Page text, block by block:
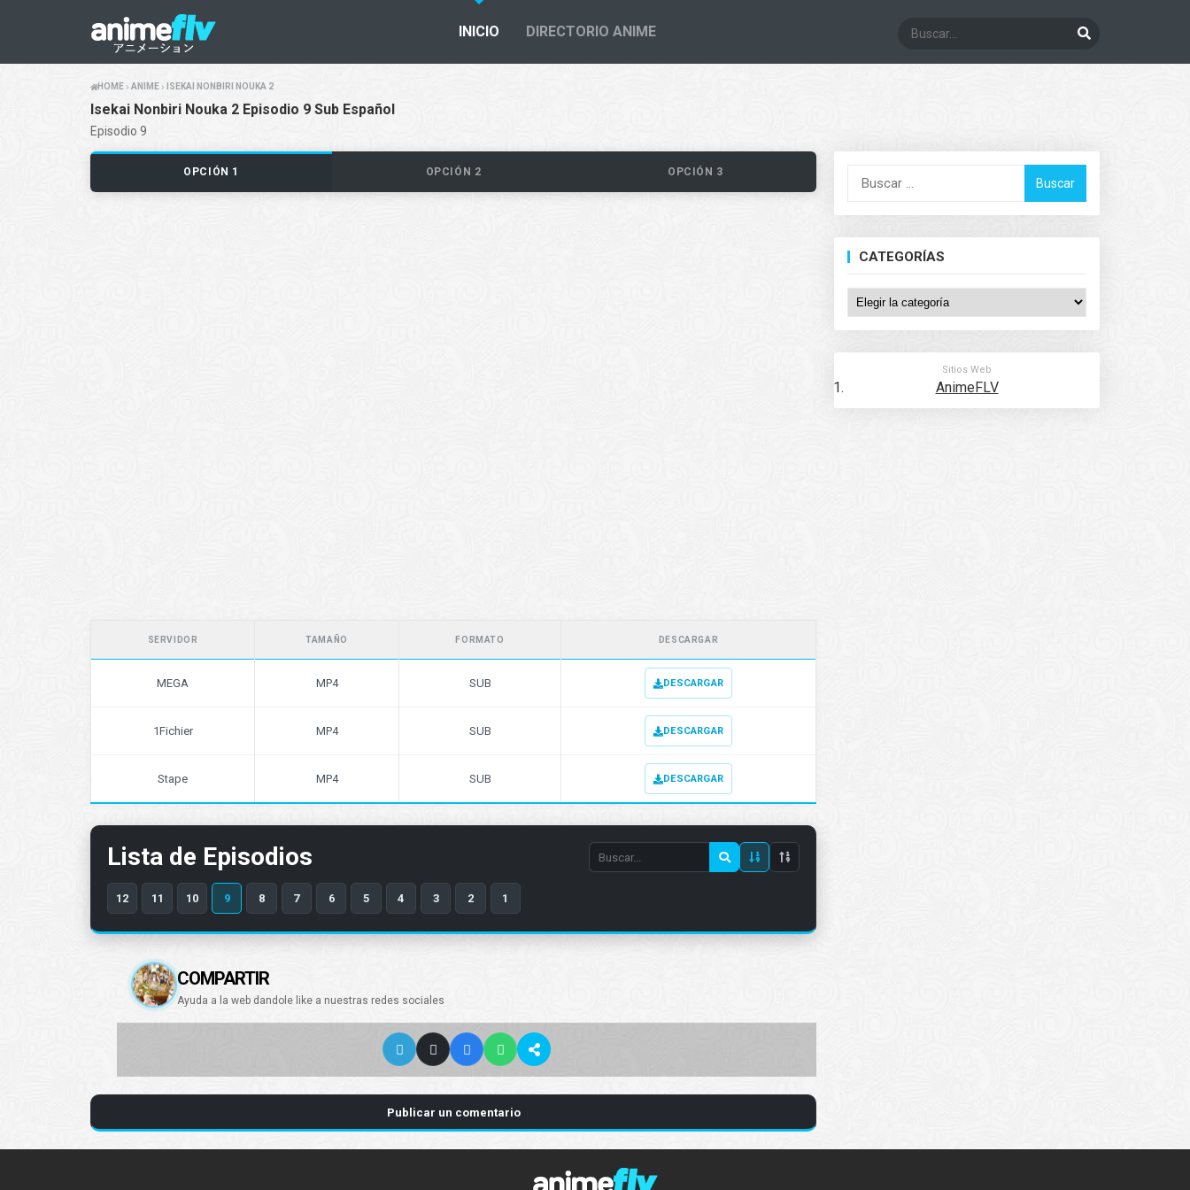
INICIO DIRECTORIO ANIME
HOME ANIME ISEKAI NONBIRI NOUKA 2
Isekai Nonbiri Nouka 2 Episodio 9 Sub Español
Episodio 9
OPCIÓN 1 OPCIÓN 2 OPCIÓN 3
SERVIDOR TAMAÑO FORMATO DESCARGAR
MEGA MP4 SUB DESCARGAR
1Fichier MP4 SUB DESCARGAR
Stape MP4 SUB DESCARGAR
Lista de Episodios
Search
episode
12 11 10 9 8 7 6 5 4 3 2 1
COMPARTIR
Ayuda a la web dandole like a nuestras redes sociales
Publicar un comentario
Buscar:
CATEGORÍAS
Categorías
Sitios Web
AnimeFLV